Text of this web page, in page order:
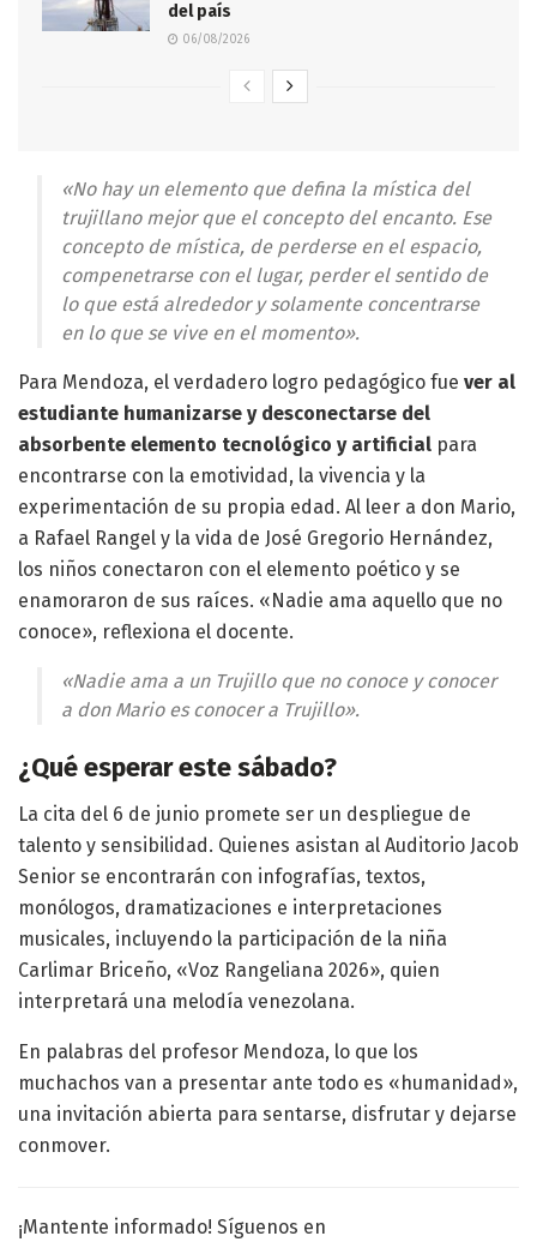
del país
06/08/2026
«No hay un elemento que defina la mística del
trujillano mejor que el concepto del encanto. Ese
concepto de mística, de perderse en el espacio,
compenetrarse con el lugar, perder el sentido de
lo que está alrededor y solamente concentrarse
en lo que se vive en el momento».
Para Mendoza, el verdadero logro pedagógico fue ver al
estudiante humanizarse y desconectarse del
absorbente elemento tecnológico y artificial para
encontrarse con la emotividad, la vivencia y la
experimentación de su propia edad. Al leer a don Mario,
a Rafael Rangel y la vida de José Gregorio Hernández,
los niños conectaron con el elemento poético y se
enamoraron de sus raíces. «Nadie ama aquello que no
conoce», reflexiona el docente.
«Nadie ama a un Trujillo que no conoce y conocer
a don Mario es conocer a Trujillo».
¿Qué esperar este sábado?
La cita del 6 de junio promete ser un despliegue de
talento y sensibilidad. Quienes asistan al Auditorio Jacob
Senior se encontrarán con infografías, textos,
monólogos, dramatizaciones e interpretaciones
musicales, incluyendo la participación de la niña
Carlimar Briceño, «Voz Rangeliana 2026», quien
interpretará una melodía venezolana.
En palabras del profesor Mendoza, lo que los
muchachos van a presentar ante todo es «humanidad»,
una invitación abierta para sentarse, disfrutar y dejarse
conmover.
¡Mantente informado! Síguenos en